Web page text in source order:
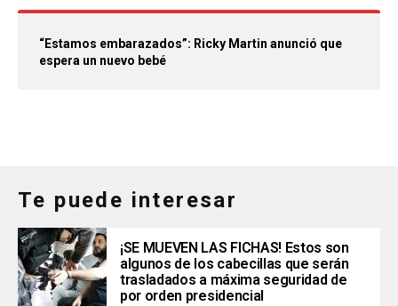
“Estamos embarazados”: Ricky Martin anunció que
espera un nuevo bebé
Te puede interesar
¡SE MUEVEN LAS FICHAS! Estos son
algunos de los cabecillas que serán
trasladados a máxima seguridad de
por orden presidencial